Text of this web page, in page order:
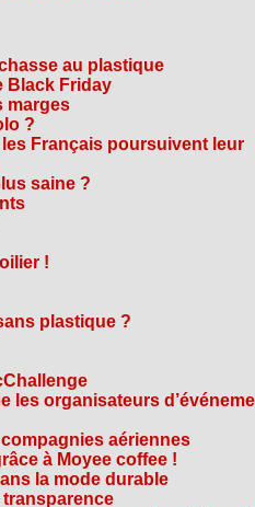
au plastique
Black Friday
marges
?
Français poursuivent leur
saine ?
!
plastique ?
les organisateurs
aériennes
à Moyee coffee !
la mode durable